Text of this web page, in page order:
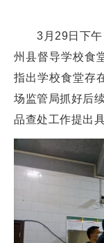
3月29日下午
州县督导学校食
指出学校食堂存
场监管局抓好后
品查处工作提出